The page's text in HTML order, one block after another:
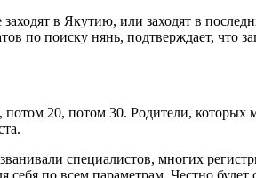
заходят в Якутию, или заходят в
по поиску нянь, подтверждает, что
20, потом 30. Родители, которых
специалистов, многих
по всем параметрам. Честно